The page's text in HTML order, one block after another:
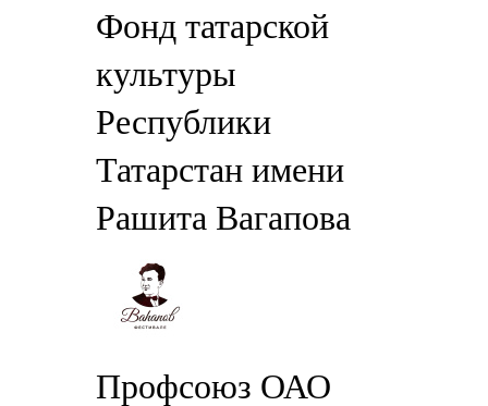
Фонд татарской
культуры
Республики
Татарстан имени
Рашита Вагапова
Профсоюз ОАО